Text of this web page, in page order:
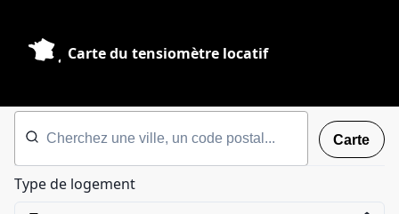
Carte du tensiomètre locatif
Carte
Type de logement